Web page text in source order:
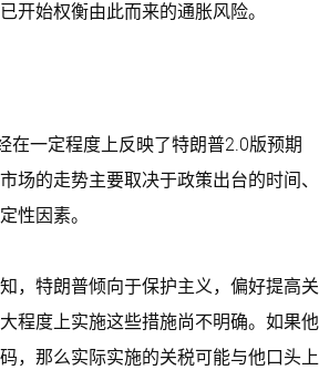
开始权衡由此而来的通胀风险。
在一定程度上反映了特朗普2.0版预期
场的走势主要取决于政策出台的时间、
性因素。
，特朗普倾向于保护主义，偏好提高关
程度上实施这些措施尚不明确。如果他
，那么实际实施的关税可能与他口头上